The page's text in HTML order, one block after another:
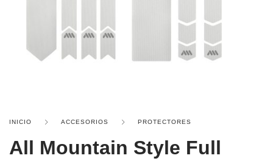
INICIO ACCESORIOS PROTECTORES
All Mountain Style Full